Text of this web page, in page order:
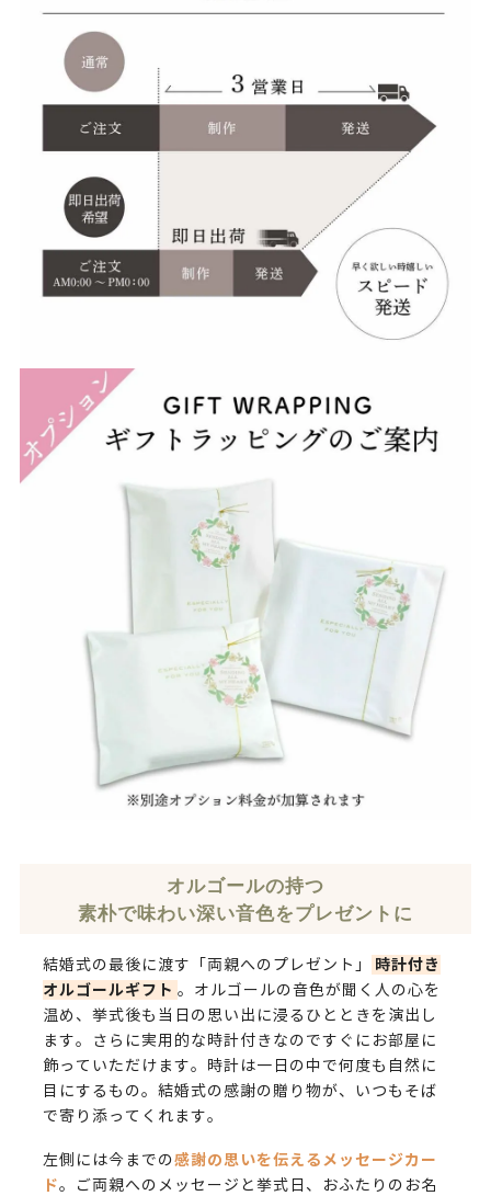
オルゴールの持つ
素朴で味わい深い音色をプレゼントに
結婚式の最後に渡す「両親へのプレゼント」
時計付き
オルゴールギフト 。オルゴールの音色が聞く人の心を
温め、挙式後も当日の思い出に浸るひとときを演出し
ます。さらに実用的な時計付きなのですぐにお部屋に
飾っていただけます。時計は一日の中で何度も自然に
目にするもの。結婚式の感謝の贈り物が、いつもそば
で寄り添ってくれます。
左側には今までの感謝の思いを伝えるメッセージカー
ド。ご両親へのメッセージと挙式日、おふたりのお名